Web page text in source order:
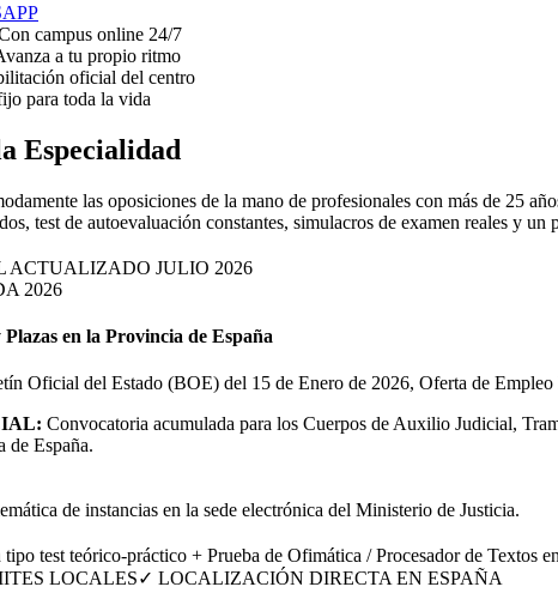
campus online 24/7
a tu propio ritmo
oficial del centro
para toda la vida
Especialidad
las oposiciones de la mano de profesionales con más de 25
test de autoevaluación constantes, simulacros de examen reales y
ACTUALIZADO JULIO 2026
2026
en la Provincia de España
Oficial del Estado (BOE) del 15 de Enero de 2026, Oferta de
Convocatoria acumulada para los Cuerpos de Auxilio Judicial,
de España.
de instancias en la sede electrónica del Ministerio de Justicia.
tipo test teórico-práctico + Prueba de Ofimática / Procesador de Textos
LOCALES✓ LOCALIZACIÓN DIRECTA EN ESPAÑA